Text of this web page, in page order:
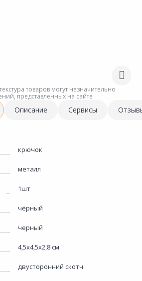
товаров могут незначительно
представленных на сайте
Описание Сервисы
крючок
металл
1шт
чёрный
черный
4,5х4,5х2,8 см
двусторонний скотч